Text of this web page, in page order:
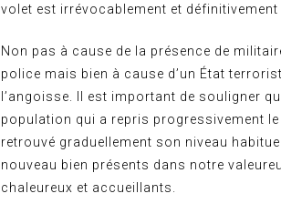
volet est irrévocablement et définitivement
Non pas à cause de la présence de
police mais bien à cause d’un État
l’angoisse. Il est important de souligner
population qui a repris progressivement
retrouvé graduellement son niveau
nouveau bien présents dans notre
chaleureux et accueillants.